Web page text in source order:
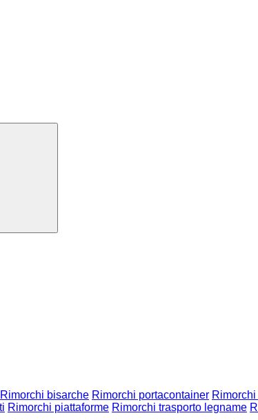
Rimorchi bisarche Rimorchi portacontainer
Rimorchi piattaforme Rimorchi trasporto legname